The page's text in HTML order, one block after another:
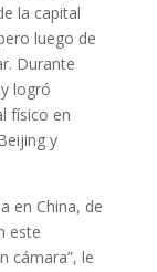
la capital
luego de
Durante
logró
físico en
y
en China, de
este
cámara”, le